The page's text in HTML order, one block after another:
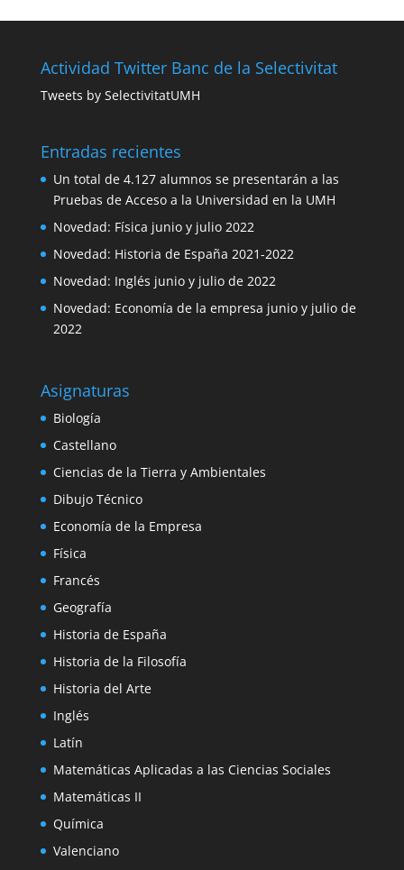
Actividad Twitter Banc de la Selectivitat
Tweets by SelectivitatUMH
Entradas recientes
Un total de 4.127 alumnos se presentarán a las
Pruebas de Acceso a la Universidad en la UMH
Novedad: Física junio y julio 2022
Novedad: Historia de España 2021-2022
Novedad: Inglés junio y julio de 2022
Novedad: Economía de la empresa junio y julio de
2022
Asignaturas
Biología
Castellano
Ciencias de la Tierra y Ambientales
Dibujo Técnico
Economía de la Empresa
Física
Francés
Geografía
Historia de España
Historia de la Filosofía
Historia del Arte
Inglés
Latín
Matemáticas Aplicadas a las Ciencias Sociales
Matemáticas II
Química
Valenciano